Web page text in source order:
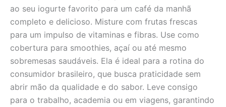
ao seu iogurte favorito para um café da manhã
completo e delicioso. Misture com frutas frescas
para um impulso de vitaminas e fibras. Use como
cobertura para smoothies, açaí ou até mesmo
sobremesas saudáveis. Ela é ideal para a rotina do
consumidor brasileiro, que busca praticidade sem
abrir mão da qualidade e do sabor. Leve consigo
para o trabalho, academia ou em viagens, garantindo